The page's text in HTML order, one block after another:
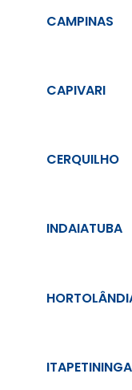
CAMPINAS
CAPIVARI
CERQUILHO
INDAIATUBA
ITAPETININGA